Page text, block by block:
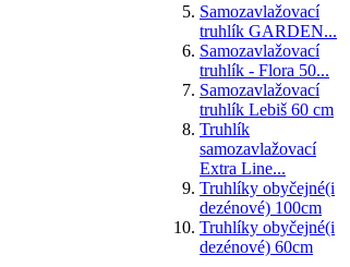
Samozavlažovací
truhlík GARDEN...
Samozavlažovací
truhlík - Flora 50...
Samozavlažovací
truhlík Lebiš 60 cm
Truhlík
samozavlažovací
Extra Line...
Truhlíky obyčejné(i
dezénové) 100cm
Truhlíky obyčejné(i
dezénové) 60cm